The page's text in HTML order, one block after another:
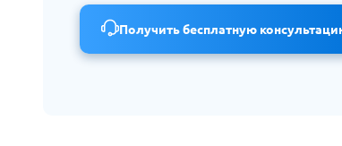
Получить бесплатную